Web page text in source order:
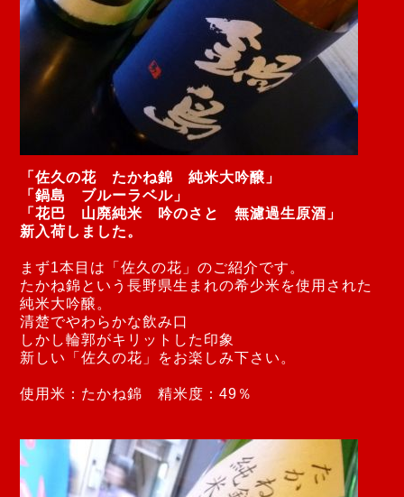
「佐久の花 たかね錦 純米大吟醸」
「鍋島 ブルーラベル」
「花巴 山廃純米 吟のさと 無濾過生原酒」
新入荷しました。
まず1本目は「佐久の花」のご紹介です。
たかね錦という長野県生まれの希少米を使用された
純米大吟醸。
清楚でやわらかな飲み口
しかし輪郭がキリットした印象
新しい「佐久の花」をお楽しみ下さい。
使用米：たかね錦 精米度：49％